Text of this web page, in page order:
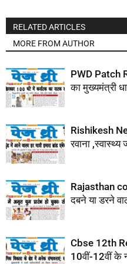
RELATED ARTICLES
MORE FROM AUTHOR
PWD Patch
का मुख्यमंत्री
Rishikesh
रवाना ,स्वास्थ्य
Rajasthan
दबने या डरने
Cbse 12th
10वीं-12वीं के